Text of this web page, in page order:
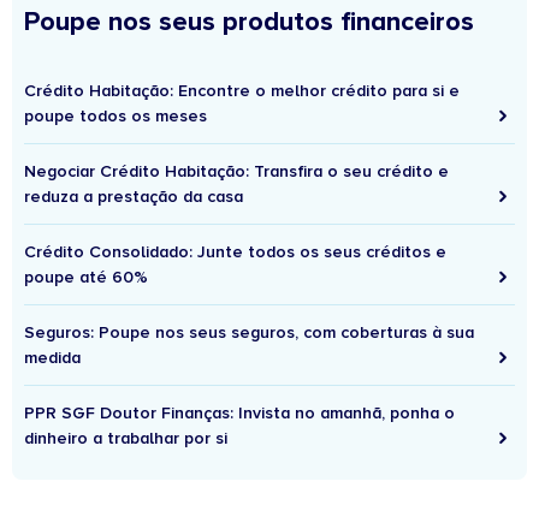
Poupe nos seus produtos financeiros
Crédito Habitação: Encontre o melhor crédito para si e
poupe todos os meses
Negociar Crédito Habitação: Transfira o seu crédito e
reduza a prestação da casa
Crédito Consolidado: Junte todos os seus créditos e
poupe até 60%
Seguros: Poupe nos seus seguros, com coberturas à sua
medida
PPR SGF Doutor Finanças: Invista no amanhã, ponha o
dinheiro a trabalhar por si